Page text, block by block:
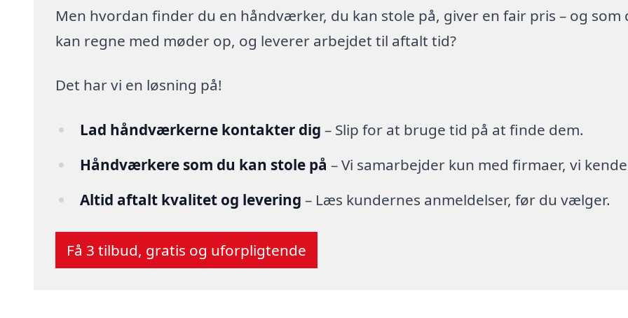
Men hvordan finder du en håndværker, du kan stole på, giver en fair pris – og som
kan regne med møder op, og leverer arbejdet til aftalt tid?
Det har vi en løsning på!
Lad håndværkerne kontakter dig – Slip for at bruge tid på at finde dem.
Håndværkere som du kan stole på – Vi samarbejder kun med firmaer, vi
Altid aftalt kvalitet og levering – Læs kundernes anmeldelser, før du vælger.
Få 3 tilbud, gratis og uforpligtende